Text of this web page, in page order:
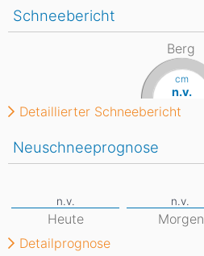
Schneebericht
Berg
cm
n.v.
Detaillierter Schneebericht
Neuschneeprognose
Heute Morgen
Detailprognose